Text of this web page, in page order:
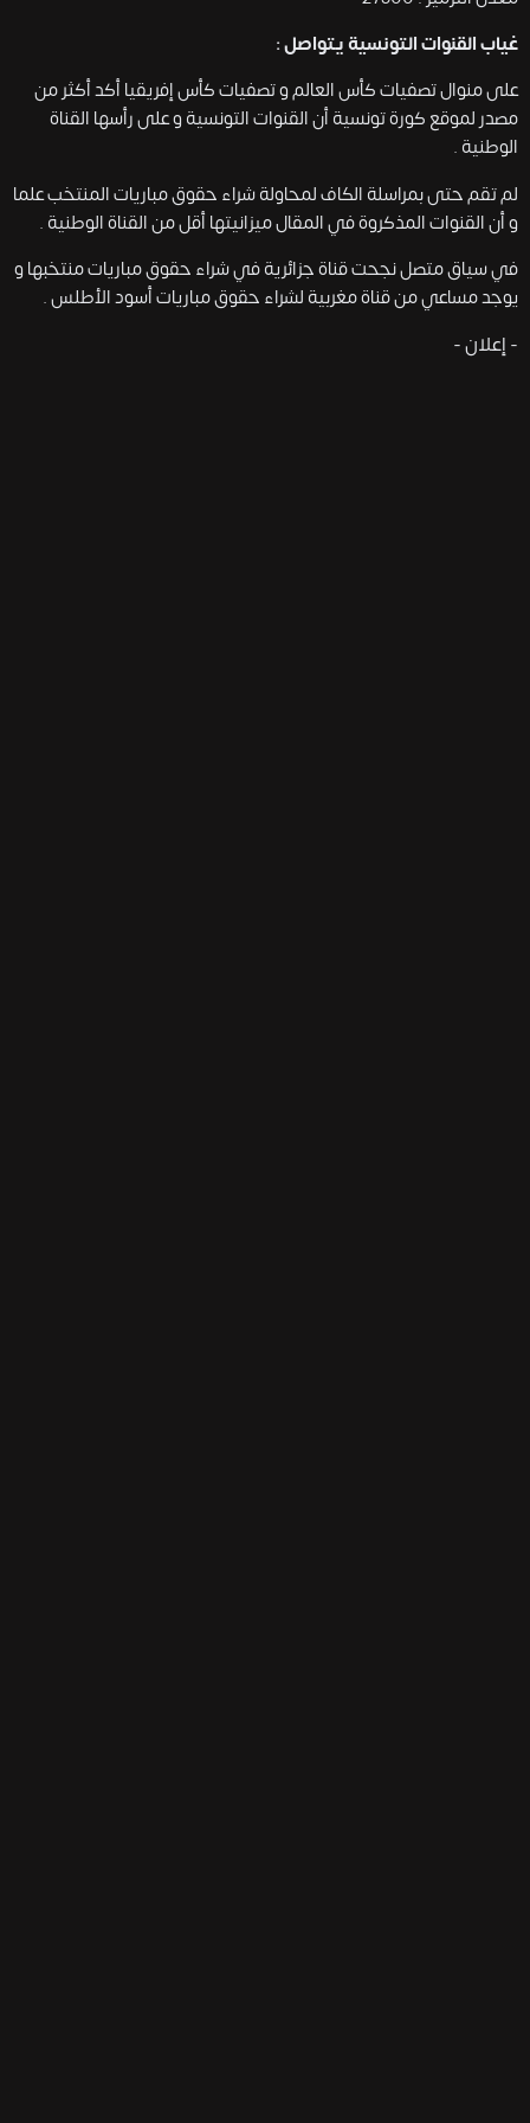
غياب القنوات التونسية يتواصل :
على منوال تصفيات كأس العالم و تصفيات كأس إفريقيا أكد أكثر من
مصدر لموقع كورة تونسية أن القنوات التونسية و على رأسها القناة
الوطنية .
لم تقم حتى بمراسلة الكاف لمحاولة شراء حقوق مباريات المنتخب علما
و أن القنوات المذكروة في المقال ميزانيتها أقل من القناة الوطنية .
في سياق متصل نجحت قناة جزائرية في شراء حقوق مباريات منتخبها و
يوجد مساعي من قناة مغربية لشراء حقوق مباريات أسود الأطلس .
- إعلان -